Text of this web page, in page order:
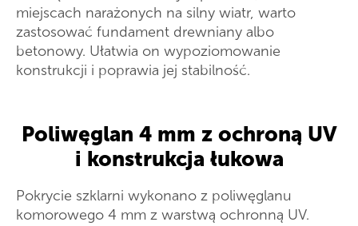
miejscach narażonych na silny wiatr, warto
zastosować fundament drewniany albo
betonowy. Ułatwia on wypoziomowanie
konstrukcji i poprawia jej stabilność.
Poliwęglan 4 mm z ochroną UV
i konstrukcja łukowa
Pokrycie szklarni wykonano z poliwęglanu
komorowego 4 mm z warstwą ochronną UV.